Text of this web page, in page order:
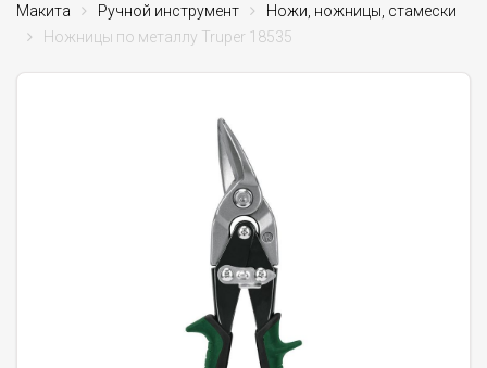
Макита Ручной инструмент
Ножи, ножницы, стамески
Ножницы по металлу Truper 18535